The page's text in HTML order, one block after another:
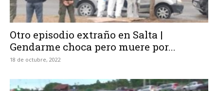
Otro episodio extraño en Salta |
Gendarme choca pero muere por...
18 de octubre, 2022